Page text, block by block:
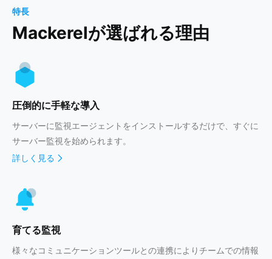
特長
Mackerelが選ばれる理由
圧倒的に手軽な導入
サーバーに監視エージェントをインストールするだけで、すぐに
サーバー監視を始められます。
詳しく見る
育てる監視
様々なコミュニケーションツールとの連携によりチームでの情報